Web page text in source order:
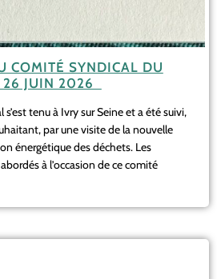
COMITÉ SYNDICAL DU
26 JUIN 2026
tenu à Ivry sur Seine et a été suivi,
par une visite de la nouvelle
énergétique des déchets. Les
à l’occasion de ce comité